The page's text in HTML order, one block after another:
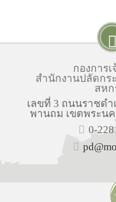
กองการ
สำนักงานปลัดกร
สห
เลขที่ 3 ถนนราชด
พานถม เขตพระนค
0-